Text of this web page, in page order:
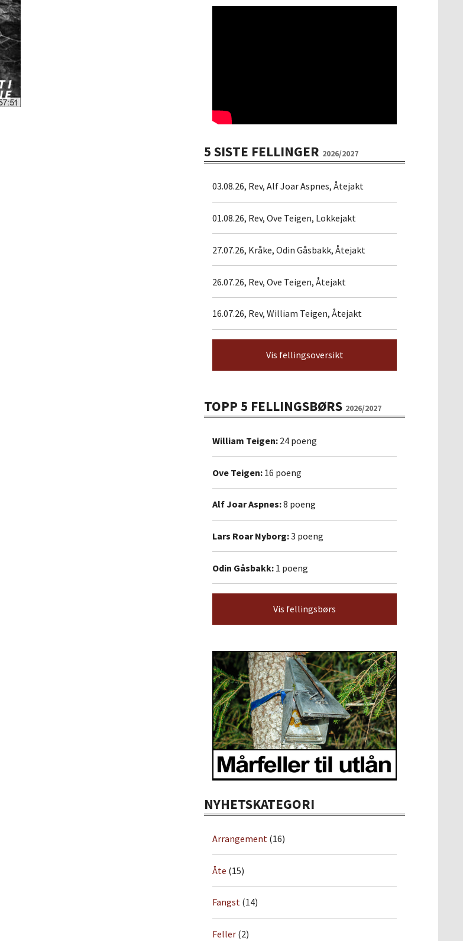
5 SISTE FELLINGER 2026/2027
03.08.26, Rev, Alf Joar Aspnes, Åtejakt
01.08.26, Rev, Ove Teigen, Lokkejakt
27.07.26, Kråke, Odin Gåsbakk, Åtejakt
26.07.26, Rev, Ove Teigen, Åtejakt
16.07.26, Rev, William Teigen, Åtejakt
Vis fellingsoversikt
TOPP 5 FELLINGSBØRS 2026/2027
William Teigen: 24 poeng
Ove Teigen: 16 poeng
Alf Joar Aspnes:8 poeng
Lars Roar Nyborg:3 poeng
Odin Gåsbakk: 1 poeng
Vis fellingsbørs
NYHETSKATEGORI
Arrangement (16)
Åte (15)
Fangst (14)
Feller (2)